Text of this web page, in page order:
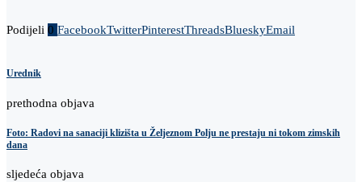
Podijeli 0 FacebookTwitterPinterestThreadsBlueskyEmail
Urednik
prethodna objava
Foto: Radovi na sanaciji klizišta u Željeznom Polju ne prestaju ni tokom zimskih
dana
sljedeća objava